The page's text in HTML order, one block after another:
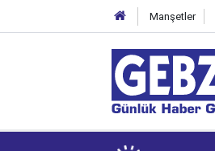
Manşetler